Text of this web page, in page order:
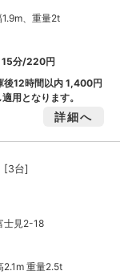
、重量2t
分/220円
後12時間以内1,400円
用となります。
詳細へ
[3台]
士見2-18
2.1m 重量2.5t